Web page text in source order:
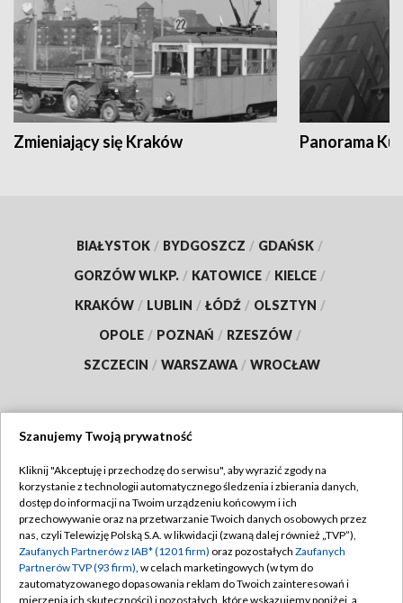
Zmieniający się Kraków Panorama
BIAŁYSTOK / BYDGOSZCZ / GDAŃSK /
GORZÓW WLKP. / KATOWICE / KIELCE /
KRAKÓW / LUBLIN / ŁÓDŹ / OLSZTYN /
OPOLE / POZNAŃ / RZESZÓW /
SZCZECIN / WARSZAWA / WROCŁAW
TVP
Abonament TVP
Emisja w TVP
Centrum informacji TVP
Regulamin TVP
Polityka prywatności
Moje zgody
Szanujemy Twoją prywatność
Kliknij "Akceptuję i przechodzę do serwisu", aby wyrazić zgody na
korzystanie z technologii automatycznego śledzenia i zbierania danych,
dostęp do informacji na Twoim urządzeniu końcowym i ich
przechowywanie oraz na przetwarzanie Twoich danych osobowych przez
nas, czyli Telewizję Polską S.A. w likwidacji (zwaną dalej również „TVP”),
Zaufanych Partnerów z IAB* (1201 firm) oraz pozostałych Zaufanych
Partnerów TVP (93 firm), w celach marketingowych (w tym do
zautomatyzowanego dopasowania reklam do Twoich zainteresowań i
mierzenia ich skuteczności) i pozostałych, które wskazujemy poniżej, a